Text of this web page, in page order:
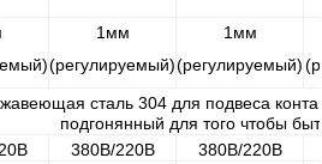
1мм
(регулируемый)
1мм
(регулируемый)
сталь 304 для подвеса
подгонянный для того чтобы
380В/220В
380В/220В